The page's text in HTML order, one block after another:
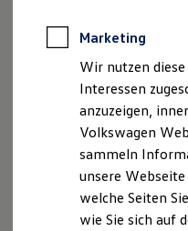
Rekuperation
Laden
Laden
Batterie
Sicherheit
Technologie
Kosten und Kauf
Overather Str. 43/
Telefon: 02263 – 8090
Telefax: 02263 – 809
E-Mail:
mit Sitz in
Registergericht – Köln
Sitz: Engelskirchen
Marketing
Wir nutzen
Interessen
anzuzeigen,
Volkswagen
sammeln
unsere
welche Seiten
wie Sie sich auf